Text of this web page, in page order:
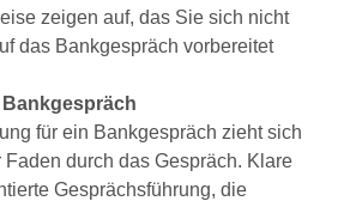
zeigen auf, das Sie sich nicht
das Bankgespräch vorbereitet
für ein Bankgespräch zieht sich
Faden durch das Gespräch. Klare
Gesprächsführung, die